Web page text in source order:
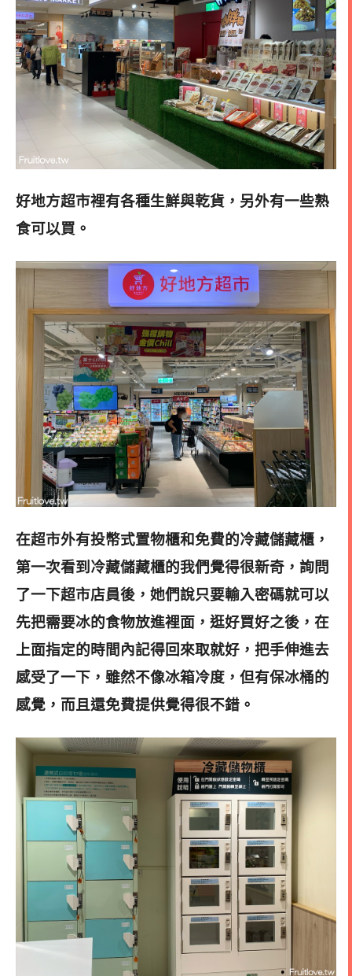
好地方超市裡有各種生鮮與乾貨，另外有一些熟
食可以買 。
在超市外有投幣式置物櫃和免費的冷藏儲藏櫃，
第一次看到冷藏儲藏櫃的我們覺得很新奇，詢問
了一下超市店員後，她們說只要輸入密碼就可以
先把需要冰的食物放進裡面，逛好買好之後，在
上面指定的時間內記得回來取就好，把手伸進去
感受了一下，雖然不像冰箱冷度，但有保冰桶的
感覺，而且還免費提供覺得很不錯 。